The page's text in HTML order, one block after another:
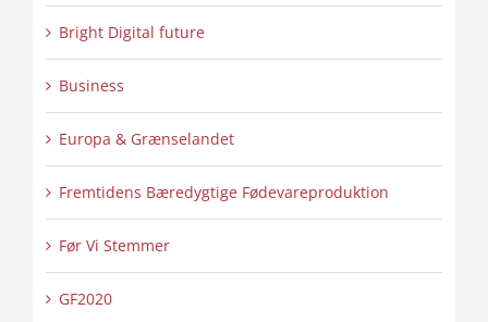
Bright Digital future
Business
Europa & Grænselandet
Fremtidens Bæredygtige Fødevareproduktion
Før Vi Stemmer
GF2020